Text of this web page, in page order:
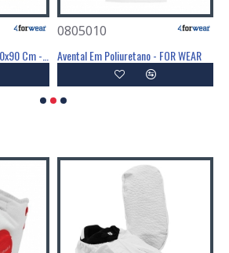
0805010
Avental Em Poliuretano - FOR WEAR